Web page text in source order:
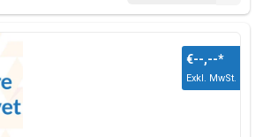
€--,--*
Exkl. MwSt.